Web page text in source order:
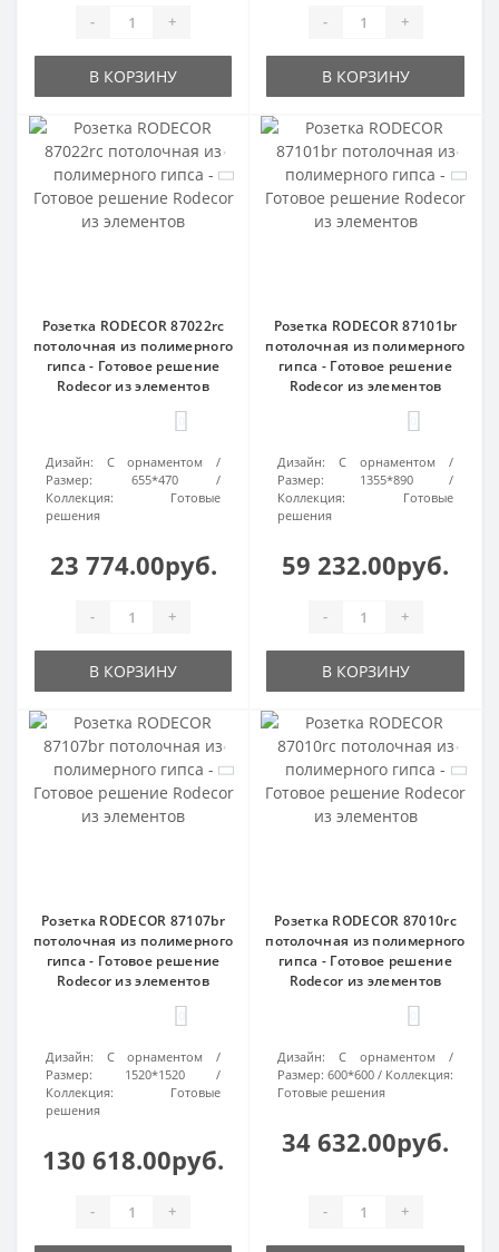
- +
В КОРЗИНУ
- +
В КОРЗИНУ
Розетка RODECOR 87022rc
потолочная из полимерного
гипса - Готовое решение
Rodecor из элементов
Дизайн:
С орнаментом
Размер:
655*470
Коллекция:
Готовые
решения
23 774.00руб.
- +
В КОРЗИНУ
Розетка RODECOR 87101br
потолочная из полимерного
гипса - Готовое решение
Rodecor из элементов
Дизайн:
С орнаментом
Размер:
1355*890
Коллекция:
Готовые
решения
59 232.00руб.
- +
В КОРЗИНУ
Розетка RODECOR 87107br
потолочная из полимерного
гипса - Готовое решение
Rodecor из элементов
Дизайн:
С орнаментом
Размер:
1520*1520
Коллекция:
Готовые
решения
130 618.00руб.
- +
Розетка RODECOR 87010rc
потолочная из полимерного
гипса - Готовое решение
Rodecor из элементов
Дизайн:
С орнаментом
Размер: 600*600
Коллекция:
Готовые решения
34 632.00руб.
- +